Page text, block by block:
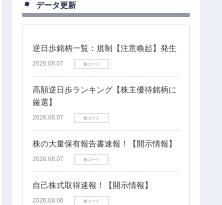
データ更新
逆日歩銘柄一覧：規制【注意喚起】発生
2026.08.07 株コード
高額逆日歩ランキング【株主優待銘柄に
厳選】
2026.08.07 株コード
株の大量保有報告書速報！【開示情報】
2026.08.07 株コード
自己株式取得速報！【開示情報】
2026.08.06 株コード